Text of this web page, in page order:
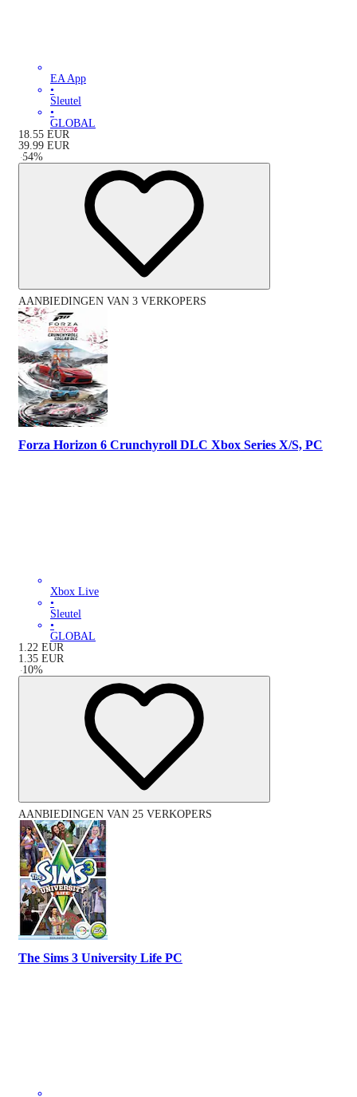
EA App
•
Sleutel
•
GLOBAL
18.55 EUR
39.99 EUR
-54%
AANBIEDINGEN VAN 3 VERKOPERS
Forza Horizon 6 Crunchyroll DLC Xbox Series X/S, PC
Xbox Live
•
Sleutel
•
GLOBAL
1.22 EUR
1.35 EUR
-10%
AANBIEDINGEN VAN 25 VERKOPERS
The Sims 3 University Life PC